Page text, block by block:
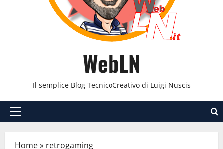
WebLN
Il semplice Blog TecnicoCreativo di Luigi Nuscis
Menu
Home» retrogaming